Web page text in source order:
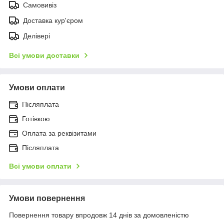
Самовивіз
Доставка кур'єром
Делівері
Всі умови доставки
Умови оплати
Післяплата
Готівкою
Оплата за реквізитами
Післяплата
Всі умови оплати
Умови повернення
Повернення товару впродовж 14 днів за домовленістю